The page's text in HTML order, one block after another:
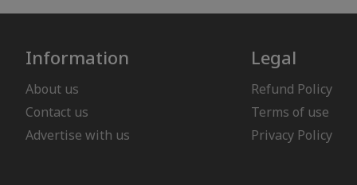
Information
About us
Contact us
Advertise with us
Legal
Refund Policy
Terms of use
Privacy Policy